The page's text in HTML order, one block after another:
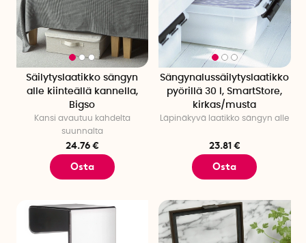
Säilytyslaatikko sängyn
alle kiinteällä kannella,
Bigso
Kansi avautuu kahdelta
suunnalta
24.76 €
Osta
Sängynalussäilytyslaatikko
pyörillä 30 l, SmartStore,
kirkas/musta
Läpinäkyvä laatikko sängyn alle
23.81 €
Osta